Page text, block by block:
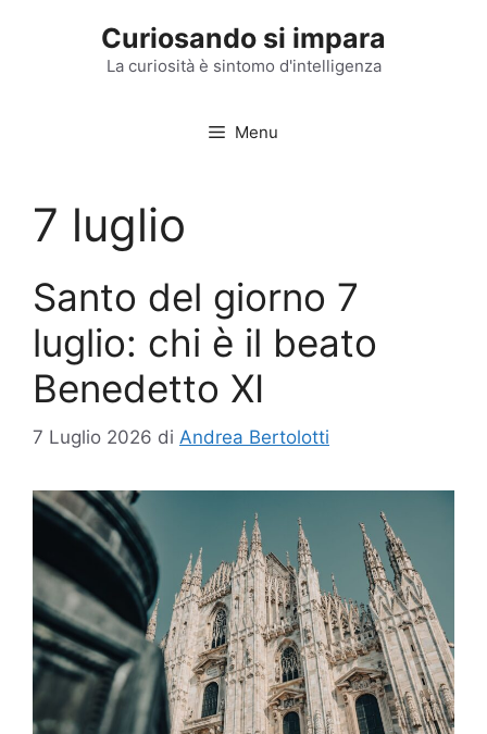
Curiosando si impara
La curiosità è sintomo d'intelligenza
Menu
7 luglio
Santo del giorno 7
luglio: chi è il beato
Benedetto XI
7 Luglio 2026 di Andrea Bertolotti